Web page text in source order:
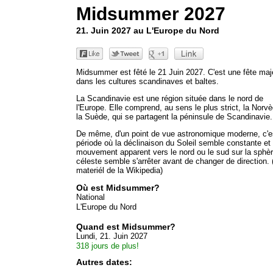
Midsummer 2027
21. Juin 2027 au L'Europe du Nord
Midsummer est fêté le 21 Juin 2027. C'est une fête
dans les cultures scandinaves et baltes.
La Scandinavie est une région située dans le nord de
l'Europe. Elle comprend, au sens le plus strict, la
la Suède, qui se partagent la péninsule de Scandinavie.
De même, d'un point de vue astronomique moderne,
période où la déclinaison du Soleil semble constante et
mouvement apparent vers le nord ou le sud sur la
céleste semble s'arrêter avant de changer de direction.
materiél de la Wikipedia)
Où est Midsummer?
National
L'Europe du Nord
Quand est Midsummer?
Lundi, 21. Juin 2027
318 jours de plus!
Autres dates: